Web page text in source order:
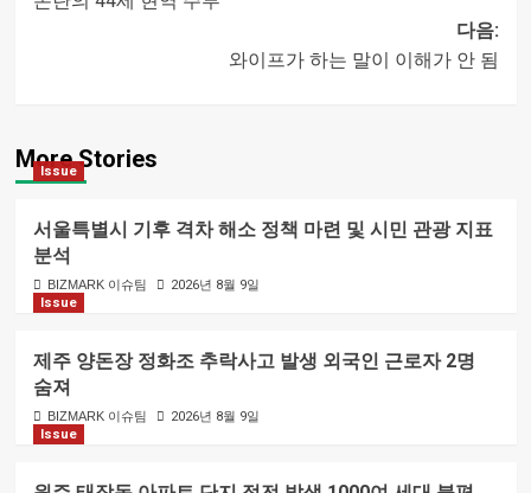
다음:
와이프가 하는 말이 이해가 안 됨
More Stories
Issue
서울특별시 기후 격차 해소 정책 마련 및 시민 관광 지표
분석
BIZMARK 이슈팀
2026년 8월 9일
Issue
제주 양돈장 정화조 추락사고 발생 외국인 근로자 2명
숨져
BIZMARK 이슈팀
2026년 8월 9일
Issue